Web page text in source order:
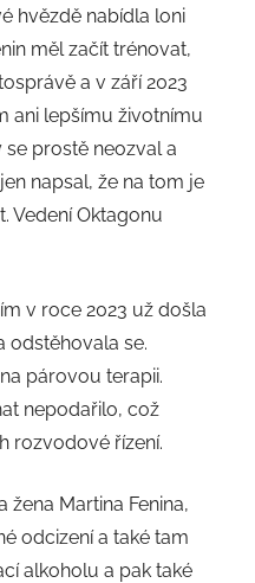
hvězdě nabídla loni
měl začít trénovat,
a v září 2023
ani lepšímu životnímu
prostě neozval a
napsal, že na tom je
Vedení Oktagonu
v roce 2023 už došla
odstěhovala se.
párovou terapii.
nepodařilo, což
rozvodové řízení.
Martina Fenina,
odcizení a také tam
alkoholu a pak také